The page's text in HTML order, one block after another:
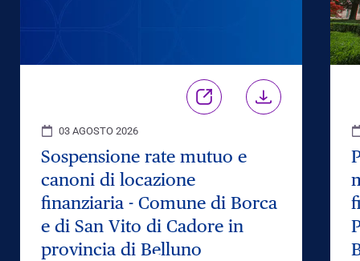
03 AGOSTO 2026
Sospensione rate mutuo e
canoni di locazione
finanziaria - Comune di Borca
e di San Vito di Cadore in
provincia di Belluno